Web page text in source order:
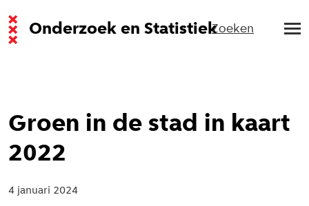
Onderzoek en StatistiekZoeken
Groen in de stad in kaart
2022
4 januari 2024